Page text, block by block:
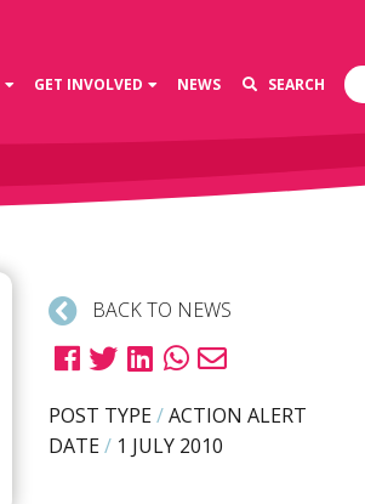
GET INVOLVED NEWS SEARCH
BACK TO NEWS
POST TYPE/ACTION ALERT
DATE/ 1 JULY 2010